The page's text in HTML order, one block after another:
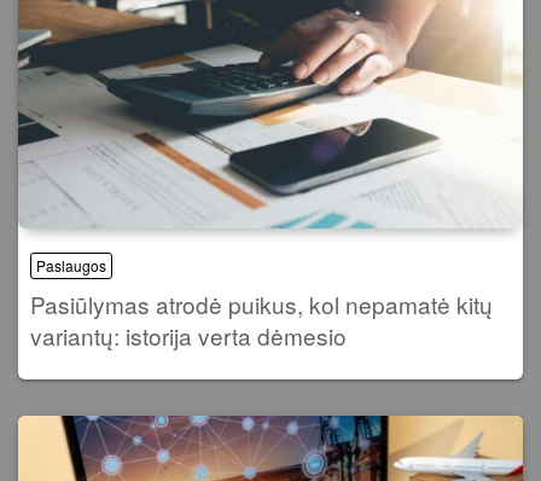
Paslaugos
Pasiūlymas atrodė puikus, kol nepamatė kitų
variantų: istorija verta dėmesio